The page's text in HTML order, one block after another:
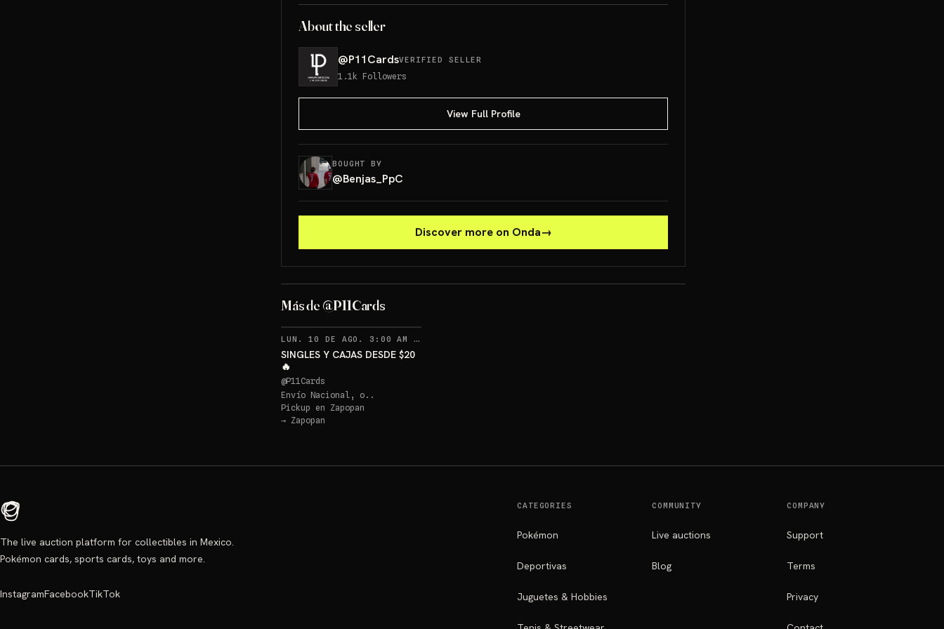
About the seller
@P11CardsVERIFIED SELLER
1.1k Followers
View Full Profile
BOUGHT BY
@Benjas_PpC
Discover more on Onda→
Más de @P11Cards
LUN. 10 DE AGO. 3:00 AM ·
SINGLES Y CAJAS DESDE $20
🔥
@P11Cards
Envío Nacional, o..
Pickup en Zapopan
→ Zapopan
The live auction platform for collectibles in Mexico.
Pokémon cards, sports cards, toys and more.
InstagramFacebookTikTok
CATEGORIES
Pokémon
Deportivas
Juguetes & Hobbies
COMMUNITY
Live auctions
Blog
COMPANY
Support
Terms
Privacy